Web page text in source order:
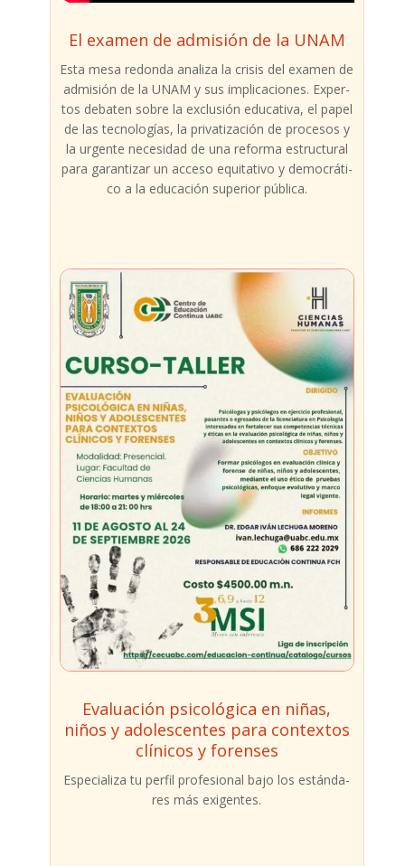
El examen de admisión de la UNAM
Esta mesa redon­da ana­li­za la cri­sis del examen de
admi­sión de la UNAM y sus impli­ca­cio­nes. Exper­
tos deba­ten sobre la exclu­sión edu­ca­ti­va, el papel
de las tec­no­lo­gías, la pri­va­ti­za­ción de pro­ce­sos y
la urgen­te nece­si­dad de una refor­ma estruc­tu­ral
para garan­ti­zar un acce­so equi­ta­ti­vo y demo­crá­ti­
co a la edu­ca­ción supe­rior públi­ca.
Evaluación psicológica en niñas,
niños y adolescentes para contextos
clínicos y forenses
​Espe­cia­li­za tu per­fil pro­fe­sio­nal bajo los están­da­
res más exi­gen­tes.